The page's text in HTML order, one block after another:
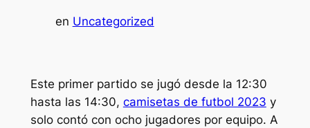
en Uncategorized
Este primer partido se jugó desde la 12:30
hasta las 14:30, camisetas de futbol 2023 y
solo contó con ocho jugadores por equipo. A